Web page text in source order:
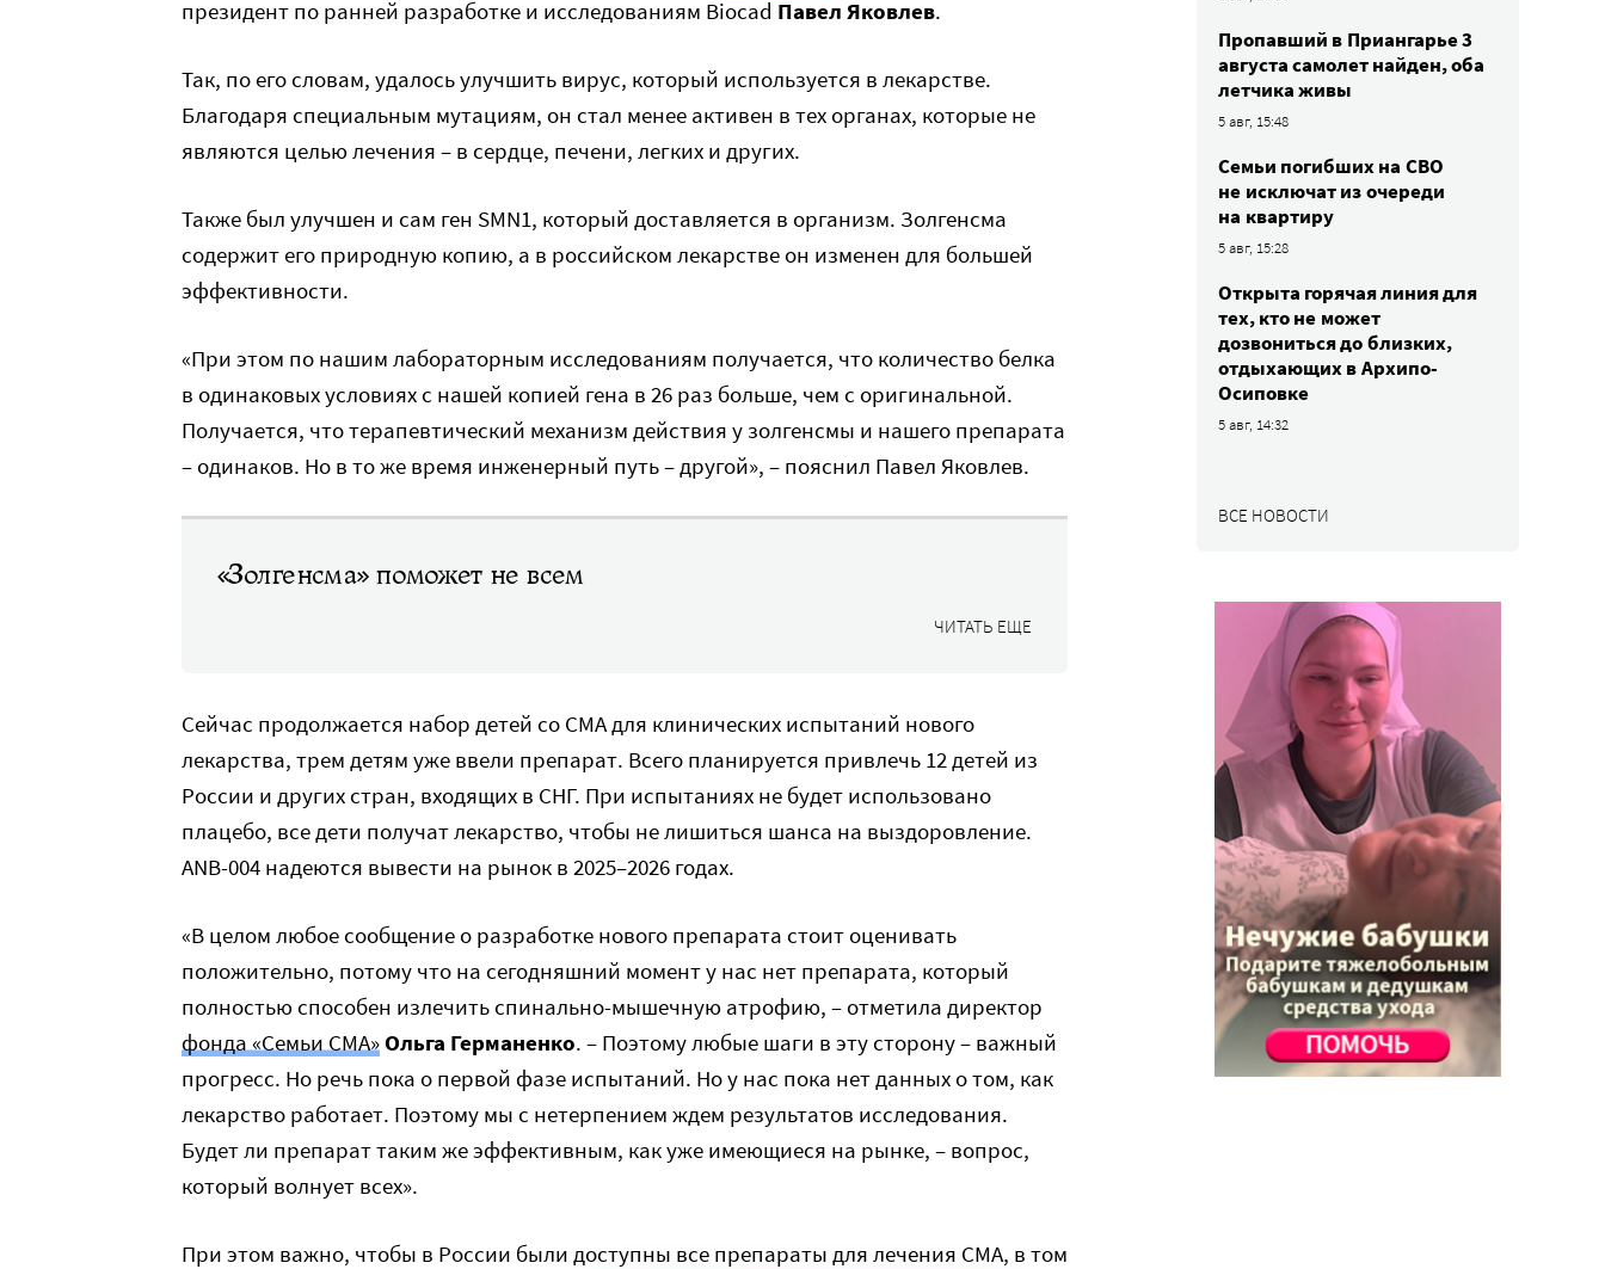
президент по ранней разработке и исследованиям Biocad Павел Яковлев.
Так, по его словам, удалось улучшить вирус, который используется в лекарстве.
Благодаря специальным мутациям, он стал менее активен в тех органах, которые не
являются целью лечения – в сердце, печени, легких и других.
Также был улучшен и сам ген SMN1, который доставляется в организм. Золгенсма
содержит его природную копию, а в российском лекарстве он изменен для большей
эффективности.
«При этом по нашим лабораторным исследованиям получается, что количество белка
в одинаковых условиях с нашей копией гена в 26 раз больше, чем с оригинальной.
Получается, что терапевтический механизм действия у золгенсмы и нашего препарата
– одинаков. Но в то же время инженерный путь – другой», – пояснил Павел Яковлев.
«Золгенсма» поможет не всем
ЧИТАТЬ ЕЩЕ
Сейчас продолжается набор детей со СМА для клинических испытаний нового
лекарства, трем детям уже ввели препарат. Всего планируется привлечь 12 детей из
России и других стран, входящих в СНГ. При испытаниях не будет использовано
плацебо, все дети получат лекарство, чтобы не лишиться шанса на выздоровление.
ANB-004 надеются вывести на рынок в 2025–2026 годах.
«В целом любое сообщение о разработке нового препарата стоит оценивать
положительно, потому что на сегодняшний момент у нас нет препарата, который
полностью способен излечить спинально-мышечную атрофию, – отметила директор
фонда «Семьи СМА» Ольга Германенко. – Поэтому любые шаги в эту сторону – важный
прогресс. Но речь пока о первой фазе испытаний. Но у нас пока нет данных о том, как
лекарство работает. Поэтому мы с нетерпением ждем результатов исследования.
Будет ли препарат таким же эффективным, как уже имеющиеся на рынке, – вопрос,
который волнует всех».
При этом важно, чтобы в России были доступны все препараты для лечения СМА, в том
Пропавший в Приангарье 3
августа самолет найден, оба
летчика живы
5 авг, 15:48
Семьи погибших на СВО
не исключат из очереди
на квартиру
5 авг, 15:28
Открыта горячая линия для
тех, кто не может
дозвониться до близких,
отдыхающих в Архипо-
Осиповке
5 авг, 14:32
ВСЕ НОВОСТИ